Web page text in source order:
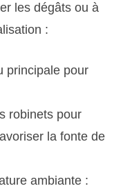
les dégâts ou à
:
principale pour
robinets pour
la fonte de
ambiante :